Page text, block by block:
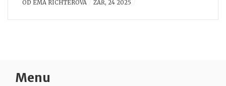
OD EMA RICHTEROVÁ ZÁŘ, 24 2025
Menu